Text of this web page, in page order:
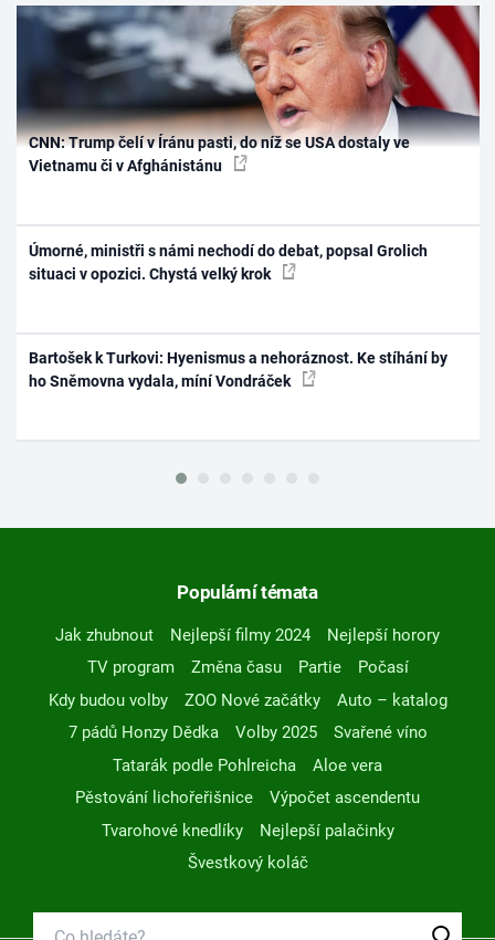
CNN: Trump čelí v Íránu pasti, do níž se USA dostaly ve
Vietnamu či v Afghánistánu
Úmorné, ministři s námi nechodí do debat, popsal Grolich
situaci v opozici. Chystá velký krok
Bartošek k Turkovi: Hyenismus a nehoráznost. Ke stíhání by
ho Sněmovna vydala, míní Vondráček
Populární témata
Jak zhubnout Nejlepší filmy 2024
Nejlepší horory
TV program
Změna času Partie
Počasí
Kdy budou volby
ZOO Nové začátky
Auto – katalog
7 pádů Honzy Dědka
Volby 2025
Svařené víno
Tatarák podle Pohlreicha
Aloe vera
Pěstování lichořeřišnice
Výpočet ascendentu
Tvarohové knedlíky
Nejlepší palačinky
Švestkový koláč